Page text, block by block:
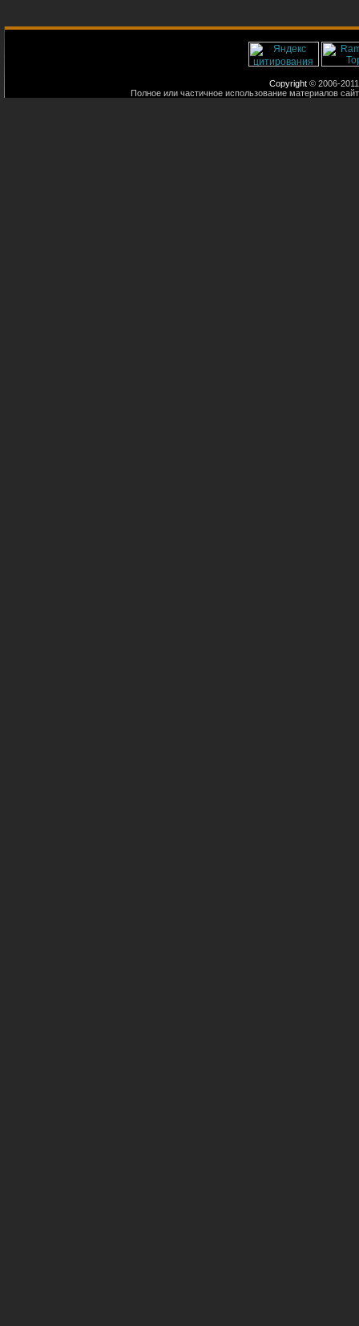
Copyright © 2006-
Полное или частичное использование материалов